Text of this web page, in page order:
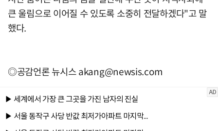
큰 울림으로 이어질 수 있도록 소중히 전달하겠다"고 말
했다.
◎공감언론 뉴시스akang@newsis.com